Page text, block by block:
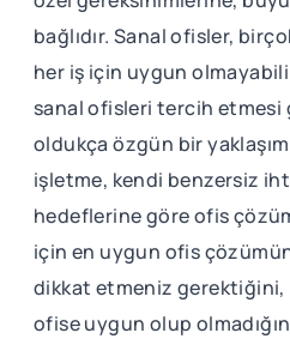
bağlıdır. Sanal ofisler,
her iş için uygun
sanal ofisleri tercih etmesi
oldukça özgün bir
işletme, kendi benzersiz
hedeflerine göre ofis
için en uygun ofis
dikkat etmeniz
ofise uygun olup